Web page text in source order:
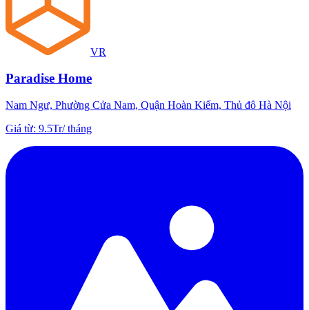
VR
Paradise Home
Nam Ngư, Phường Cửa Nam, Quận Hoàn Kiếm, Thủ đô Hà Nội
Giá từ: 9.5Tr/tháng